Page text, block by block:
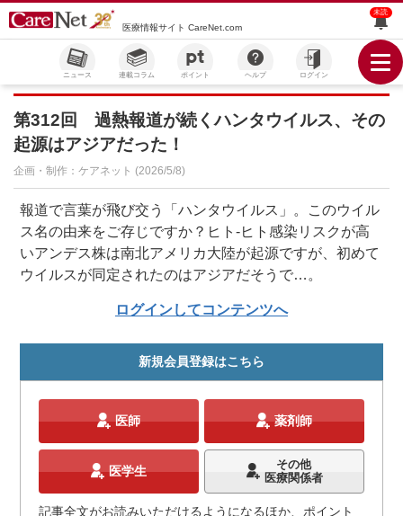
医療情報サイト CareNet.com
未読
ニュース 連載コラム ポイント ヘルプ ログイン
第312回 過熱報道が続くハンタウイルス、その
起源はアジアだった！
企画・制作：ケアネット (2026/5/8)
報道で言葉が飛び交う「ハンタウイルス」。このウイル
ス名の由来をご存じですか？ヒト-ヒト感染リスクが高
いアンデス株は南北アメリカ大陸が起源ですが、初めて
ウイルスが同定されたのはアジアだそうで…。
ログインしてコンテンツへ
新規会員登録はこちら
医師 薬剤師
医学生
その他
医療関係者
記事全文がお読みいただけるようになるほか、ポイント